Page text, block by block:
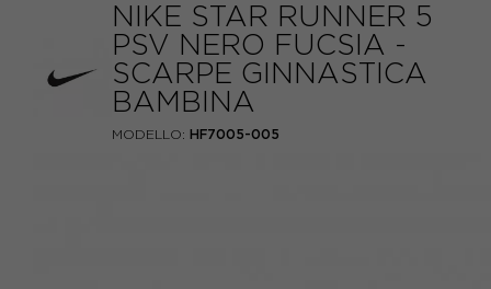
NIKE STAR RUNNER 5
PSV NERO FUCSIA -
SCARPE GINNASTICA
BAMBINA
MODELLO: HF7005-005